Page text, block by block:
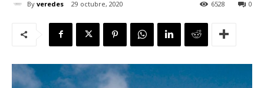
By veredes 29 octubre, 2020 0
6528